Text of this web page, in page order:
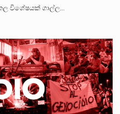
විශේෂයක් ගාල්ල…